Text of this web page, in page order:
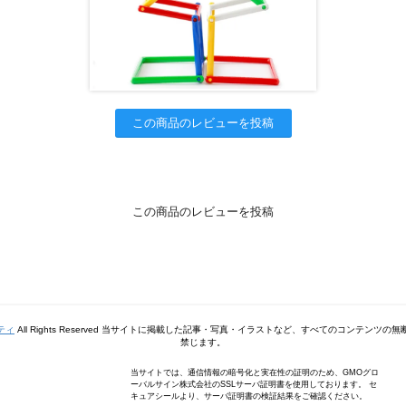
この商品のレビューを投稿
この商品のレビューを投稿
ィ All Rights Reserved 当サイトに掲載した記事・写真・イラストなど、すべてのコンテンツの無
禁じます。
当サイトでは、通信情報の暗号化と実在性の証明のため、GMOグロ
ーバルサイン株式会社のSSLサーバ証明書を使用しております。 セ
キュアシールより、サーバ証明書の検証結果をご確認ください。